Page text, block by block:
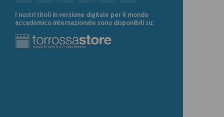
I nostri titoli in versione digitale per il mondo
accademico internazionale sono disponibili su: